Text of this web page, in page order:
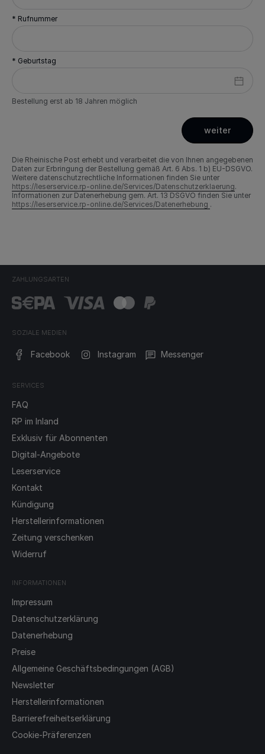
* Rufnummer
* Geburtstag
Bestellung erst ab 18 Jahren möglich
weiter
Die Rheinische Post erhebt und verarbeitet die von Ihnen angegebenen
Daten zur Erbringung der Bestellung gemäß Art. 6 Abs. 1 b) EU-DSGVO.
Weitere datenschutzrechtliche Informationen finden Sie unter
https://leserservice.rp-online.de/Services/Datenschutzerklaerung.
Informationen zur Datenerhebung gem. Art. 13 DSGVO finden Sie unter
https://leserservice.rp-online.de/Services/Datenerhebung .
ZAHLUNGSARTEN
SOZIALE MEDIEN
Facebook Instagram Messenger
SERVICES
FAQ
RP im Inland
Exklusiv für Abonnenten
Digital-Angebote
Leserservice
Kontakt
Kündigung
Herstellerinformationen
Zeitung verschenken
Widerruf
INFORMATIONEN
Impressum
Datenschutzerklärung
Datenerhebung
Preise
Allgemeine Geschäftsbedingungen (AGB)
Newsletter
Herstellerinformationen
Barrierefreiheitserklärung
Cookie-Präferenzen